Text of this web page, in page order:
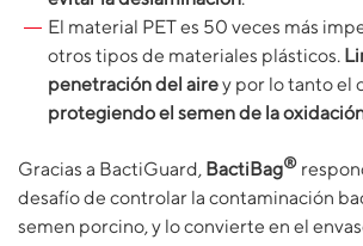
El material PET es 50 veces más
otros tipos de materiales plásticos.
penetración del airey por lo tanto el
protegiendo el semen de la
Gracias a BactiGuard, BactiBag®
desafío de controlar la contaminación
semen porcino, y lo convierte en el